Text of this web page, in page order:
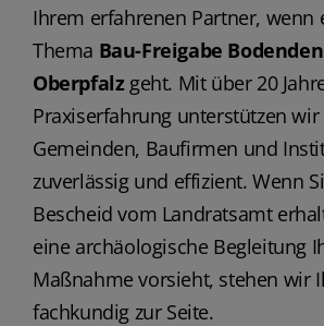
Ihrem erfahrenen Partner, wenn
Thema Bau-Freigabe
Oberpfalzgeht. Mit über 20
Praxiserfahrung unterstützen
Gemeinden, Baufirmen und
zuverlässig und effizient. Wenn
Bescheid vom Landratsamt
eine archäologische Begleitung
Maßnahme vorsieht, stehen wir
fachkundig zur Seite.